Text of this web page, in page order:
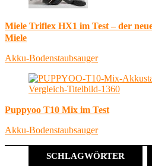
Miele Triflex HX1 im Test – der
Miele
Akku-Bodenstaubsauger
Puppyoo T10 Mix im Test
Akku-Bodenstaubsauger
SCHLAGWÖRTER